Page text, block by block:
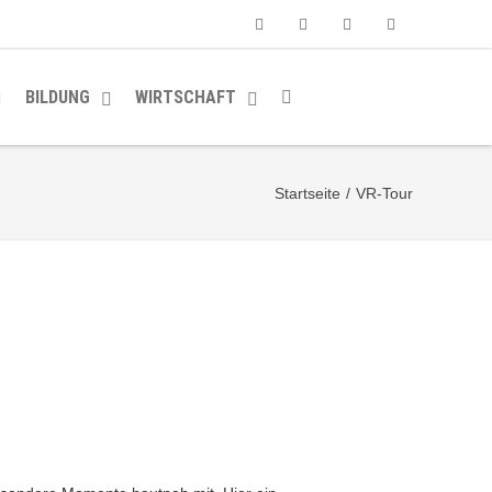
BILDUNG WIRTSCHAFT
Startseite / VR-Tour